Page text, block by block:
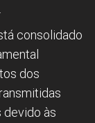
consolidado
dos
devido às